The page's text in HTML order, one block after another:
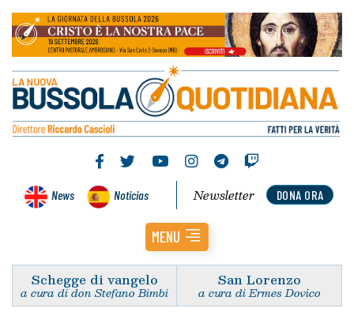
News Noticias DONA ORA
Newsletter
MENU
Schegge di vangelo
a cura di don Stefano Bimbi
San Lorenzo
a cura di Ermes Dovico